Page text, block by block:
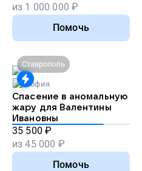
из 1 000 000 ₽
Помочь
Ставрополь
София
Спасение в аномальную
жару для Валентины
Ивановны
35 500 ₽
из45 000 ₽
Помочь